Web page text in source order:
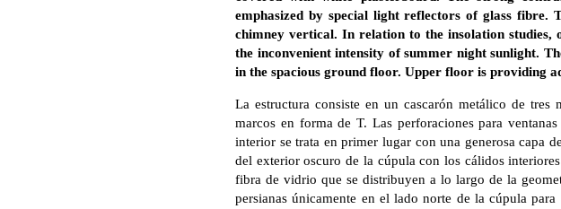
emphasized by special light reflectors of glass
chimney vertical. In relation to the insolation studies,
the inconvenient intensity of summer night sunlight.
in the spacious ground floor. Upper floor is providing
La estructura consiste en un cascarón metálico de
marcos en forma de T. Las perforaciones para
interior se trata en primer lugar con una generosa capa
del exterior oscuro de la cúpula con los cálidos
fibra de vidrio que se distribuyen a lo largo de la
persianas únicamente en el lado norte de la cúpula